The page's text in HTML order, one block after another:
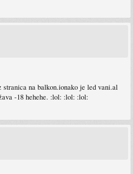
stranica na balkon.ionako je led vani.al
-18 hehehe. :lol: :lol: :lol: